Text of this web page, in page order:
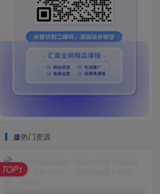
热门资源
TOP1